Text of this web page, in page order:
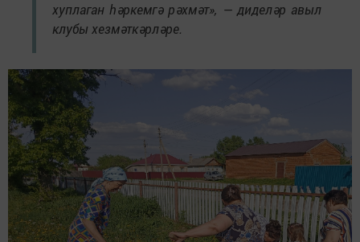
хуплаган һәркемгә рәхмәт», — диделәр авыл
клубы хезмәткәрләре.